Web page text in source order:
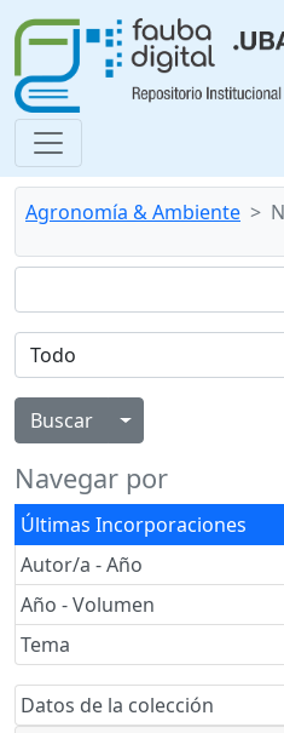
Agronomía & Ambiente
Alternar menú
Navegar por
Últimas Incorporaciones
Autor/a - Año
Año - Volumen
Tema
Datos de la colección